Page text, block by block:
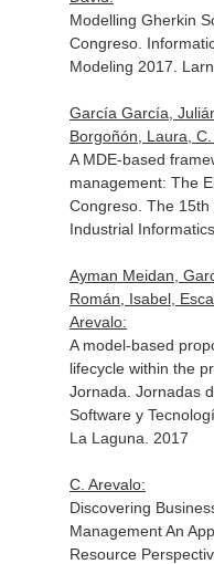
Modelling Gherkin
Congreso.
Modeling 2017.
García García,
Borgoñón, Laura,
A MDE-based
management: The
Congreso. The
Industrial
Ayman Meidan,
Román, Isabel,
Arevalo:
A model-based
lifecycle within the
Jornada. Jornadas
Software y
La Laguna. 2017
C. Arevalo:
Discovering
Management An
Resource